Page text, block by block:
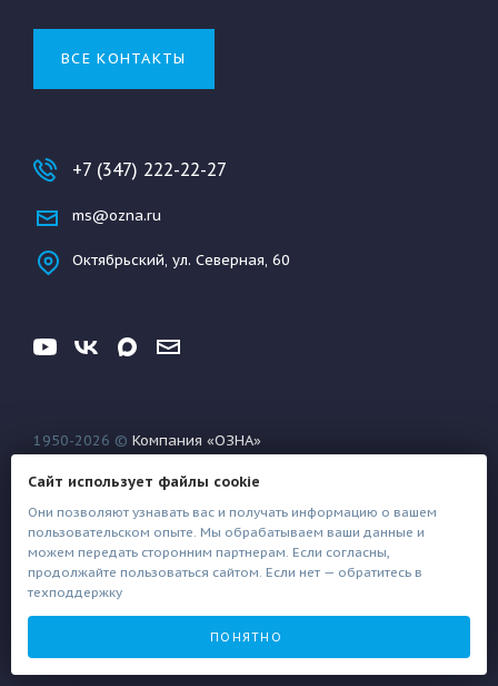
ВСЕ КОНТАКТЫ
+7 (347) 222-22-27
ms@ozna.ru
Октябрьский, ул. Северная, 60
1950-2026 © Компания «ОЗНА»
Конфиденциальность
Условия использования
Файлы техподдержки
Создание сайта
Сайт использует файлы cookie
Они позволяют узнавать вас и получать информацию о вашем
пользовательском опыте. Мы обрабатываем ваши данные и
можем передать сторонним партнерам. Если согласны,
продолжайте пользоваться сайтом. Если нет — обратитесь в
техподдержку
ПОНЯТНО